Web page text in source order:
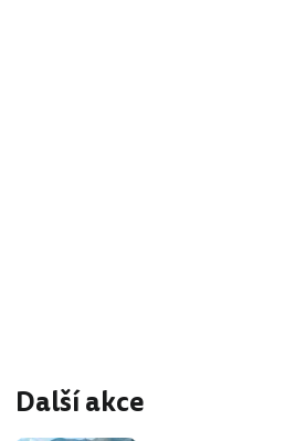
Další akce